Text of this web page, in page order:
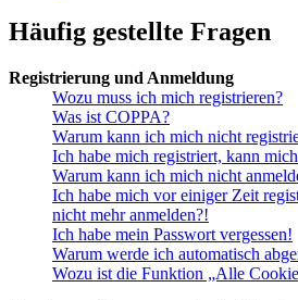
Häufig gestellte Fragen
Registrierung und Anmeldung
Wozu muss ich mich registrieren?
Was ist COPPA?
Warum kann ich mich nicht
Ich habe mich registriert, kann
Warum kann ich mich nicht
Ich habe mich vor einiger Zeit
nicht mehr anmelden?!
Ich habe mein Passwort vergessen!
Warum werde ich automatisch
Wozu ist die Funktion „Alle